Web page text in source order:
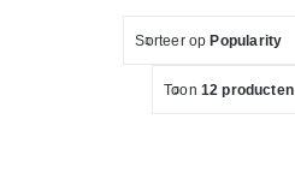
Sorteer opPopularity
Toon 12 producten